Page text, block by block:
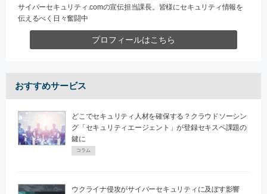
サイバーセキュリティ.comの宣伝担当課長。皆様にセキュリティ情報を
伝えるべく日々奮闘中
プロフィールはこちら
おすすめサービス
どこでセキュリティ人材を確保する？クラウドソーシン
グ「セキュリティエージェント」が登録セキスペ課題の
鍵に
コラム
ウクライナ侵攻がサイバーセキュリティに及ぼす影響